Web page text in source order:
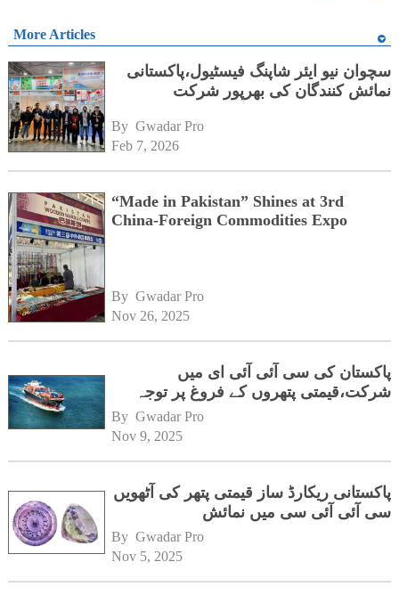
More Articles
سچوان نیو ایئر شاپنگ فیسٹیول،پاکستانی
نمائش کنندگان کی بھرپور شرکت
By Gwadar Pro
Feb 7, 2026
“Made in Pakistan” Shines at 3rd
China-Foreign Commodities Expo
By Gwadar Pro
Nov 26, 2025
پاکستان کی سی آئی آئی ای میں
شرکت،قیمتی پتھروں کے فروغ پر توجہ
By Gwadar Pro
Nov 9, 2025
پاکستانی ریکارڈ ساز قیمتی پتھر کی آٹھویں
سی آئی آئی سی میں نمائش
By Gwadar Pro
Nov 5, 2025